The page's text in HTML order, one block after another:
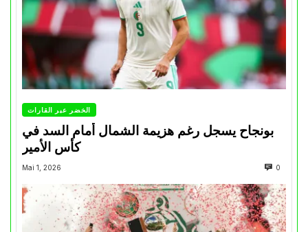
الخضر عبر القارات
بونجاح يسجل رغم هزيمة الشمال أمام السد في
كأس الأمير
Mai 1, 2026 0